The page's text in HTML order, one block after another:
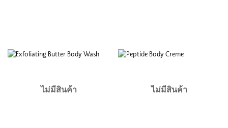
ไม่มีสินค้า ไม่มีสินค้า